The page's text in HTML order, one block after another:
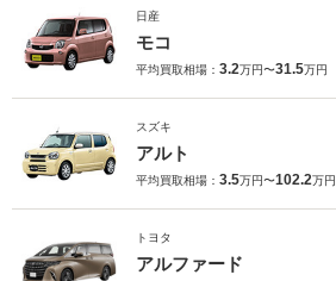
日産
モコ
平均買取相場： 3.2万円〜31.5万円
スズキ
アルト
平均買取相場： 3.5万円〜102.2万円
トヨタ
アルファード